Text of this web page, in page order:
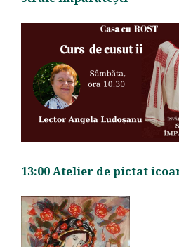
13:00 Atelier de pictat